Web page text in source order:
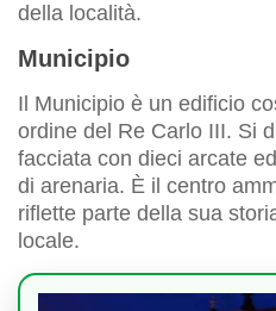
della località.
Municipio
Il Municipio è un edificio
ordine del Re Carlo III. Si
facciata con dieci arcate
di arenaria. È il centro
riflette parte della sua
locale.